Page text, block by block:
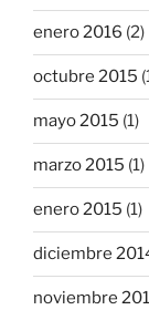
enero 2016 (2)
octubre 2015
mayo 2015 (1)
marzo 2015 (1)
enero 2015 (1)
diciembre
noviembre